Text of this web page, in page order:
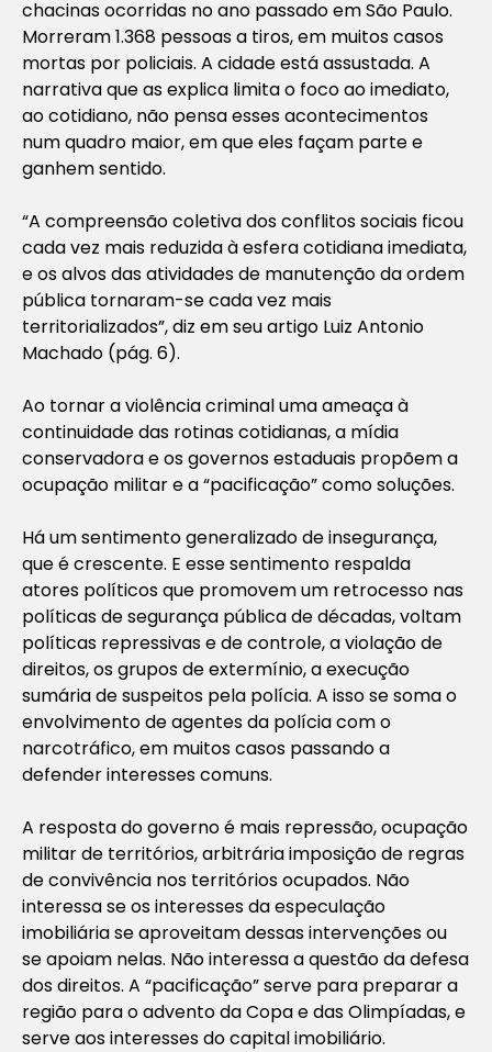
chacinas ocorridas no ano passado em São Paulo.
Morreram 1.368 pessoas a tiros, em muitos casos
mortas por policiais. A cidade está assustada. A
narrativa que as explica limita o foco ao imediato,
ao cotidiano, não pensa esses acontecimentos
num quadro maior, em que eles façam parte e
ganhem sentido.
“A compreensão coletiva dos conflitos sociais ficou
cada vez mais reduzida à esfera cotidiana imediata,
e os alvos das atividades de manutenção da ordem
pública tornaram-se cada vez mais
territorializados”, diz em seu artigo Luiz Antonio
Machado (pág. 6).
Ao tornar a violência criminal uma ameaça à
continuidade das rotinas cotidianas, a mídia
conservadora e os governos estaduais propõem a
ocupação militar e a “pacificação” como soluções.
Há um sentimento generalizado de insegurança,
que é crescente. E esse sentimento respalda
atores políticos que promovem um retrocesso nas
políticas de segurança pública de décadas, voltam
políticas repressivas e de controle, a violação de
direitos, os grupos de extermínio, a execução
sumária de suspeitos pela polícia. A isso se soma o
envolvimento de agentes da polícia com o
narcotráfico, em muitos casos passando a
defender interesses comuns.
A resposta do governo é mais repressão, ocupação
militar de territórios, arbitrária imposição de regras
de convivência nos territórios ocupados. Não
interessa se os interesses da especulação
imobiliária se aproveitam dessas intervenções ou
se apoiam nelas. Não interessa a questão da defesa
dos direitos. A “pacificação” serve para preparar a
região para o advento da Copa e das Olimpíadas, e
serve aos interesses do capital imobiliário.